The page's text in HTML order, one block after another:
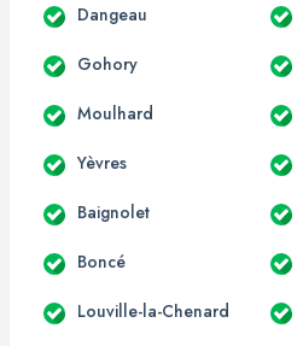
Dangeau
Gohory
Moulhard
Yèvres
Baignolet
Boncé
Louville-la-Chenard